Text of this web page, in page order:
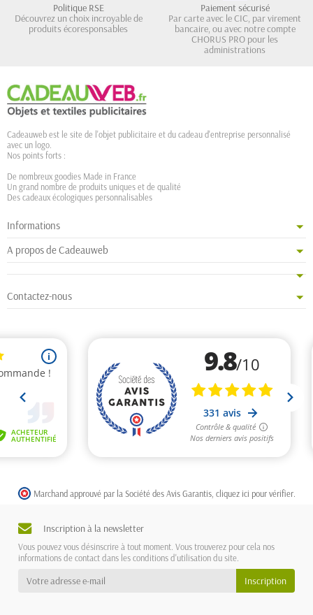
Politique RSE
Découvrez un choix incroyable de
produits écoresponsables
Paiement sécurisé
Par carte avec le CIC, par virement
bancaire, ou avec notre compte
CHORUS PRO pour les
administrations
Cadeauweb est le site de l'objet publicitaire et du cadeau d'entreprise personnalisé
avec un logo.
Nos points forts :
De nombreux goodies Made in France
Un grand nombre de produits uniques et de qualité
Des cadeaux écologiques personnalisables
Informations
A propos de Cadeauweb
Contactez-nous
Marchand approuvé par la Société des Avis Garantis, cliquez ici pour vérifier
Inscription à la newsletter
Vous pouvez vous désinscrire à tout moment. Vous trouverez pour cela nos
informations de contact dans les conditions d'utilisation du site.